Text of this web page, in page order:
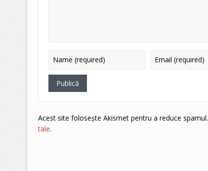
Acest site folosește Akismet pentru a reduce spamul.
tale.